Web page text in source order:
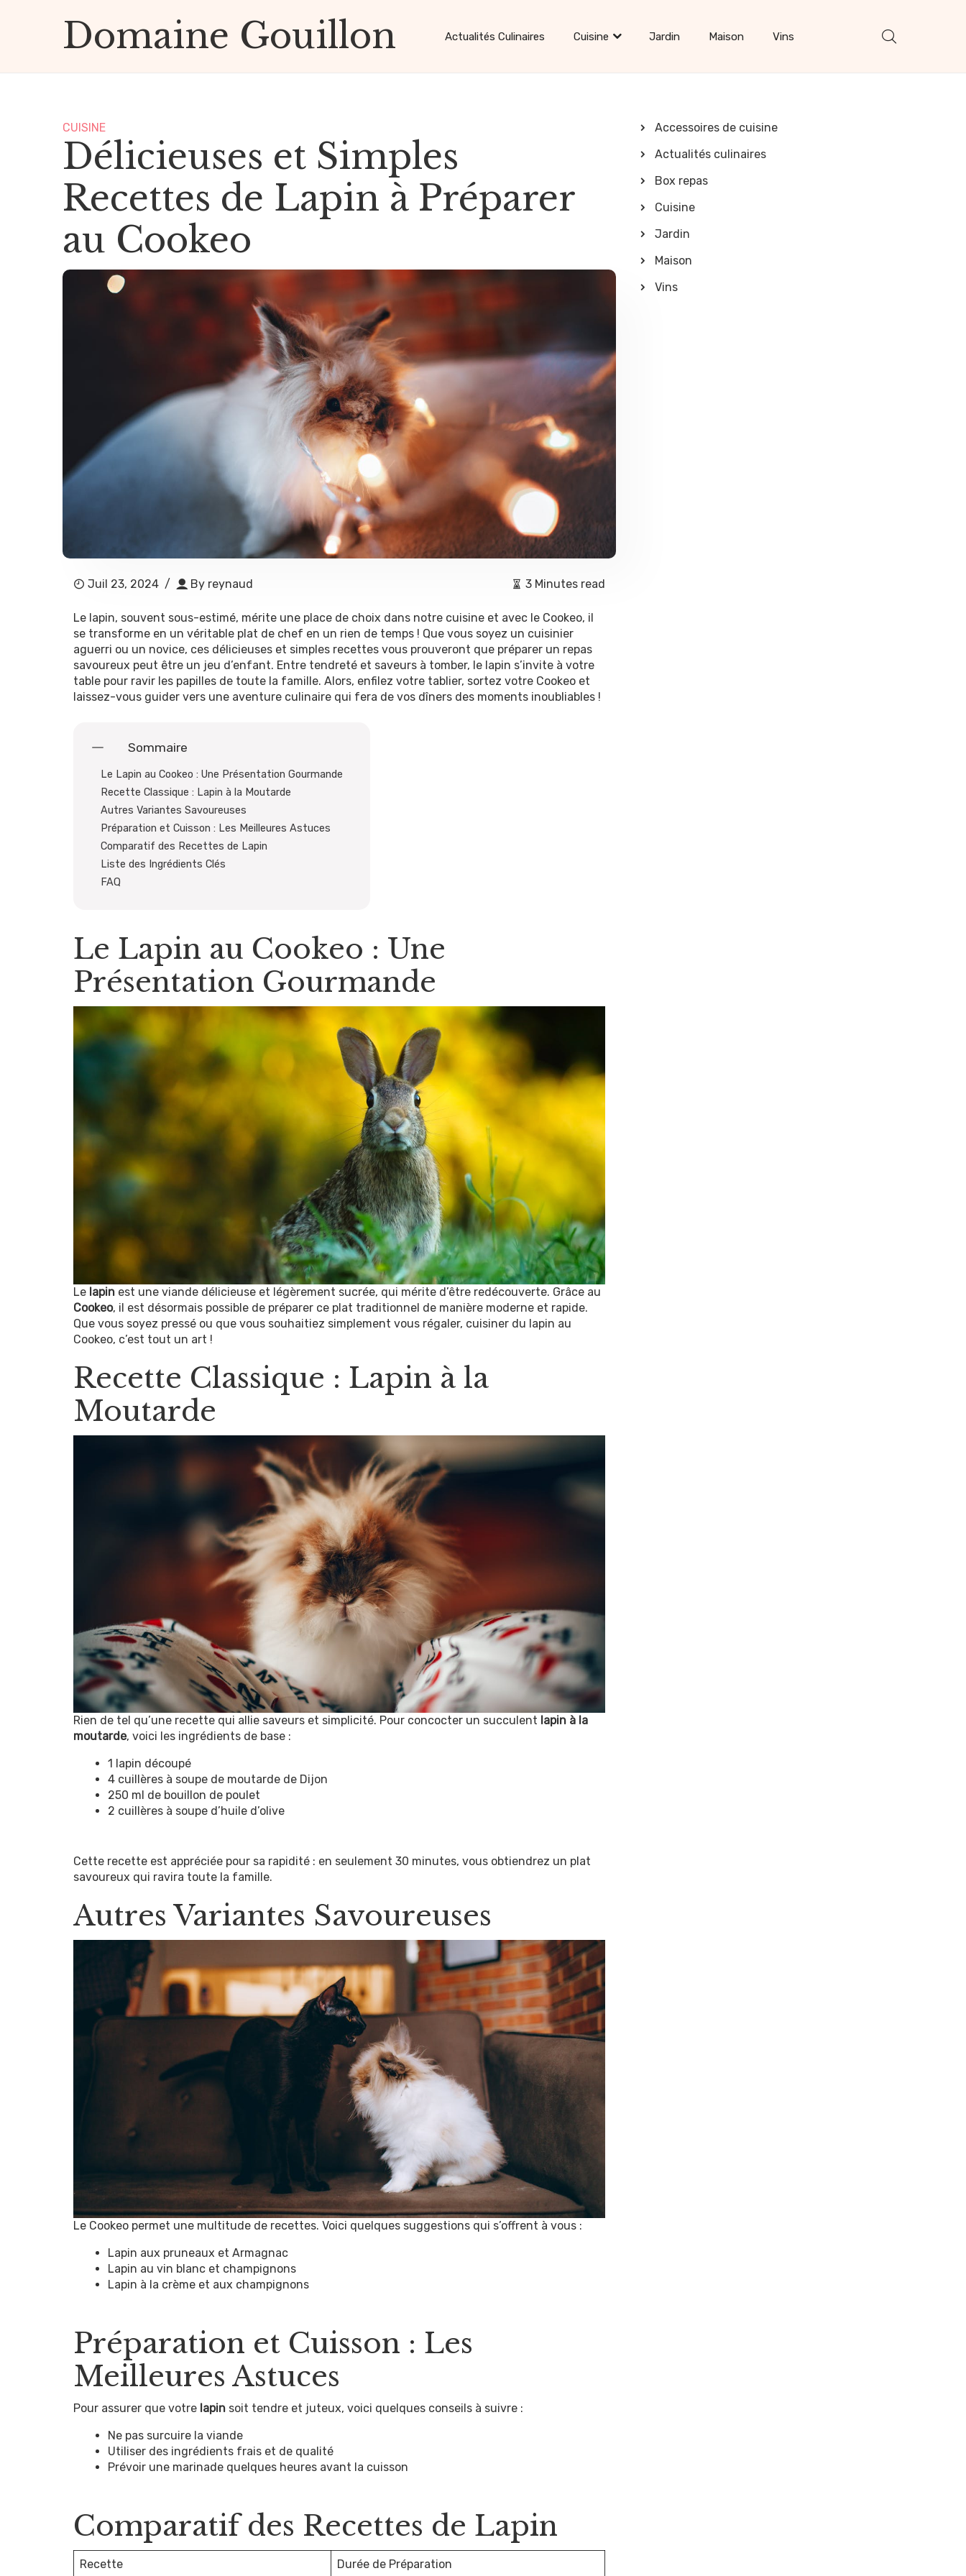
Domaine Gouillon Actualités Culinaires Cuisine Jardin Maison Vins
CUISINE
Délicieuses et Simples
Recettes de Lapin à Préparer
au Cookeo
Juil 23, 2024 / By reynaud 3 Minutes read
Le lapin, souvent sous-estimé, mérite une place de choix dans notre cuisine et avec le Cookeo, il
se transforme en un véritable plat de chef en un rien de temps ! Que vous soyez un cuisinier
aguerri ou un novice, ces délicieuses et simples recettes vous prouveront que préparer un repas
savoureux peut être un jeu d’enfant. Entre tendreté et saveurs à tomber, le lapin s’invite à votre
table pour ravir les papilles de toute la famille. Alors, enfilez votre tablier, sortez votre Cookeo et
laissez-vous guider vers une aventure culinaire qui fera de vos dîners des moments inoubliables !
Sommaire
Le Lapin au Cookeo : Une Présentation Gourmande
Recette Classique : Lapin à la Moutarde
Autres Variantes Savoureuses
Préparation et Cuisson : Les Meilleures Astuces
Comparatif des Recettes de Lapin
Liste des Ingrédients Clés
FAQ
Le Lapin au Cookeo : Une
Présentation Gourmande
Le lapin est une viande délicieuse et légèrement sucrée, qui mérite d’être redécouverte. Grâce au
Cookeo, il est désormais possible de préparer ce plat traditionnel de manière moderne et rapide.
Que vous soyez pressé ou que vous souhaitiez simplement vous régaler, cuisiner du lapin au
Cookeo, c’est tout un art !
Recette Classique : Lapin à la
Moutarde
Rien de tel qu’une recette qui allie saveurs et simplicité. Pour concocter un succulent lapin à la
moutarde, voici les ingrédients de base :
1 lapin découpé
4 cuillères à soupe de moutarde de Dijon
250 ml de bouillon de poulet
2 cuillères à soupe d’huile d’olive
Cette recette est appréciée pour sa rapidité : en seulement 30 minutes, vous obtiendrez un plat
savoureux qui ravira toute la famille.
Autres Variantes Savoureuses
Le Cookeo permet une multitude de recettes. Voici quelques suggestions qui s’offrent à vous :
Lapin aux pruneaux et Armagnac
Lapin au vin blanc et champignons
Lapin à la crème et aux champignons
Préparation et Cuisson : Les
Meilleures Astuces
Pour assurer que votre lapin soit tendre et juteux, voici quelques conseils à suivre :
Ne pas surcuire la viande
Utiliser des ingrédients frais et de qualité
Prévoir une marinade quelques heures avant la cuisson
Comparatif des Recettes de Lapin
Recette Durée de Préparation
Accessoires de cuisine
Actualités culinaires
Box repas
Cuisine
Jardin
Maison
Vins